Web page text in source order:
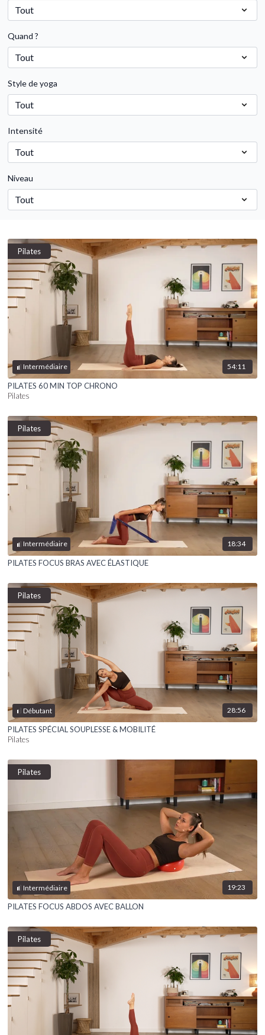
Quand ?
Style de yoga
Intensité
Niveau
Intermédiaire
Pilates
54:11
PILATES 60 MIN TOP CHRONO
Pilates
Intermédiaire
Pilates
18:34
PILATES FOCUS BRAS AVEC ÉLASTIQUE
Débutant
Pilates
28:56
PILATES SPÉCIAL SOUPLESSE & MOBILITÉ
Pilates
Intermédiaire
Pilates
19:23
PILATES FOCUS ABDOS AVEC BALLON
Pilates